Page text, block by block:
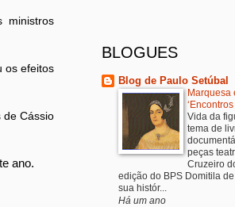
ministros
os efeitos
de Cássio
ano.
BLOGUES
Blog de Paulo Setúbal
Marquesa
Vida da
tema de
peças
Cruzeiro
edição do BPS Domitila
sua histór...
Há um ano